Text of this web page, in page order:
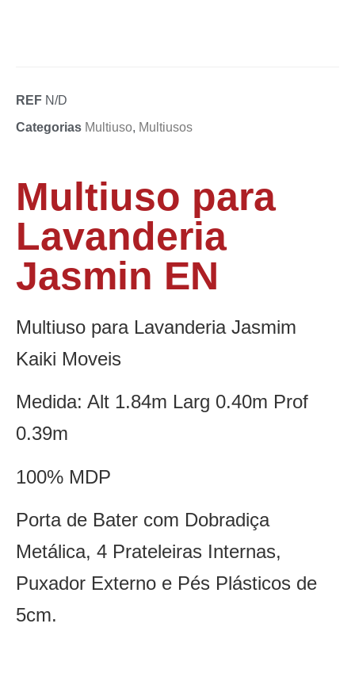
Multiuso para
Lavanderia
Jasmin EN
Multiuso para Lavanderia Jasmim
Kaiki Moveis
Medida: Alt 1.84m Larg 0.40m Prof
0.39m
100% MDP
Porta de Bater com Dobradiça
Metálica, 4 Prateleiras Internas,
Puxador Externo e Pés Plásticos de
5cm.
REF N/D
Categorias Multiuso, Multiusos